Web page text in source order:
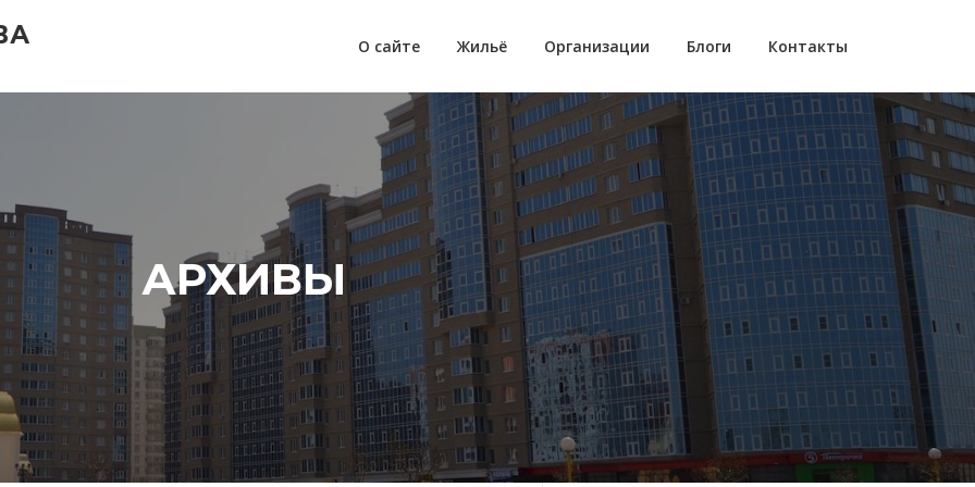
О сайте Жильё Организации Блоги Контакты
АРХИВЫ